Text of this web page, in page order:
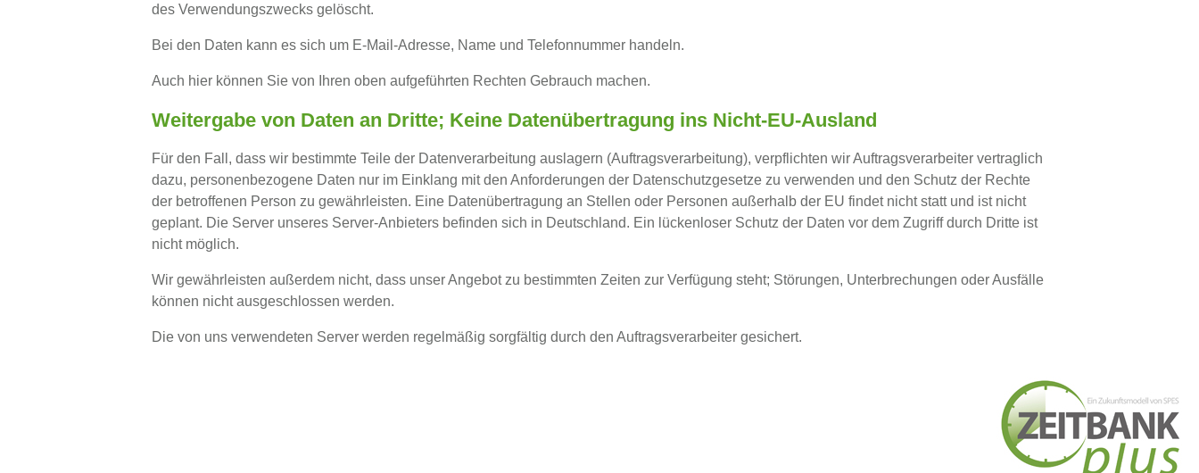
des Verwendungszwecks gelöscht.
Bei den Daten kann es sich um E-Mail-Adresse, Name und Telefonnummer handeln.
Auch hier können Sie von Ihren oben aufgeführten Rechten Gebrauch machen.
Weitergabe von Daten an Dritte; Keine Datenübertragung ins Nicht-EU-Ausland
Für den Fall, dass wir bestimmte Teile der Datenverarbeitung auslagern (Auftragsverarbeitung), verpflichten wir Auftragsverarbeiter vertraglich
dazu, personenbezogene Daten nur im Einklang mit den Anforderungen der Datenschutzgesetze zu verwenden und den Schutz der Rechte
der betroffenen Person zu gewährleisten. Eine Datenübertragung an Stellen oder Personen außerhalb der EU findet nicht statt und ist nicht
geplant. Die Server unseres Server-Anbieters befinden sich in Deutschland. Ein lückenloser Schutz der Daten vor dem Zugriff durch Dritte ist
nicht möglich.
Wir gewährleisten außerdem nicht, dass unser Angebot zu bestimmten Zeiten zur Verfügung steht; Störungen, Unterbrechungen oder Ausfälle
können nicht ausgeschlossen werden.
Die von uns verwendeten Server werden regelmäßig sorgfältig durch den Auftragsverarbeiter gesichert.